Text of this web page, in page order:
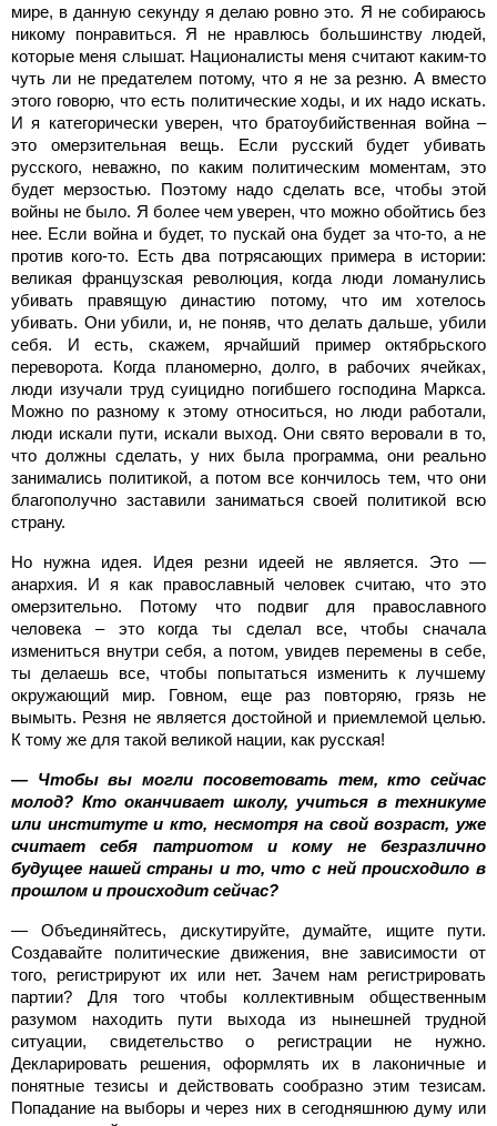
мире, в данную секунду я делаю ровно это. Я не собираюсь
никому понравиться. Я не нравлюсь большинству людей,
которые меня слышат. Националисты меня считают каким-то
чуть ли не предателем потому, что я не за резню. А вместо
этого говорю, что есть политические ходы, и их надо искать.
И я категорически уверен, что братоубийственная война –
это омерзительная вещь. Если русский будет убивать
русского, неважно, по каким политическим моментам, это
будет мерзостью. Поэтому надо сделать все, чтобы этой
войны не было. Я более чем уверен, что можно обойтись без
нее. Если война и будет, то пускай она будет за что-то, а не
против кого-то. Есть два потрясающих примера в истории:
великая французская революция, когда люди ломанулись
убивать правящую династию потому, что им хотелось
убивать. Они убили, и, не поняв, что делать дальше, убили
себя. И есть, скажем, ярчайший пример октябрьского
переворота. Когда планомерно, долго, в рабочих ячейках,
люди изучали труд суицидно погибшего господина Маркса.
Можно по разному к этому относиться, но люди работали,
люди искали пути, искали выход. Они свято веровали в то,
что должны сделать, у них была программа, они реально
занимались политикой, а потом все кончилось тем, что они
благополучно заставили заниматься своей политикой всю
страну.
Но нужна идея. Идея резни идеей не является. Это —
анархия. И я как православный человек считаю, что это
омерзительно. Потому что подвиг для православного
человека – это когда ты сделал все, чтобы сначала
измениться внутри себя, а потом, увидев перемены в себе,
ты делаешь все, чтобы попытаться изменить к лучшему
окружающий мир. Говном, еще раз повторяю, грязь не
вымыть. Резня не является достойной и приемлемой целью.
К тому же для такой великой нации, как русская!
— Чтобы вы могли посоветовать тем, кто сейчас
молод? Кто оканчивает школу, учиться в техникуме
или институте и кто, несмотря на свой возраст, уже
считает себя патриотом и кому не безразлично
будущее нашей страны и то, что с ней происходило в
прошлом и происходит сейчас?
— Объединяйтесь, дискутируйте, думайте, ищите пути.
Создавайте политические движения, вне зависимости от
того, регистрируют их или нет. Зачем нам регистрировать
партии? Для того чтобы коллективным общественным
разумом находить пути выхода из нынешней трудной
ситуации, свидетельство о регистрации не нужно.
Декларировать решения, оформлять их в лаконичные и
понятные тезисы и действовать сообразно этим тезисам.
Попадание на выборы и через них в сегодняшнюю думу или